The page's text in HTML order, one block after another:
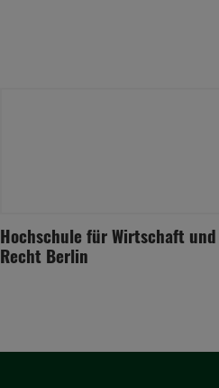
Hochschule für Wirtschaft und
Recht Berlin